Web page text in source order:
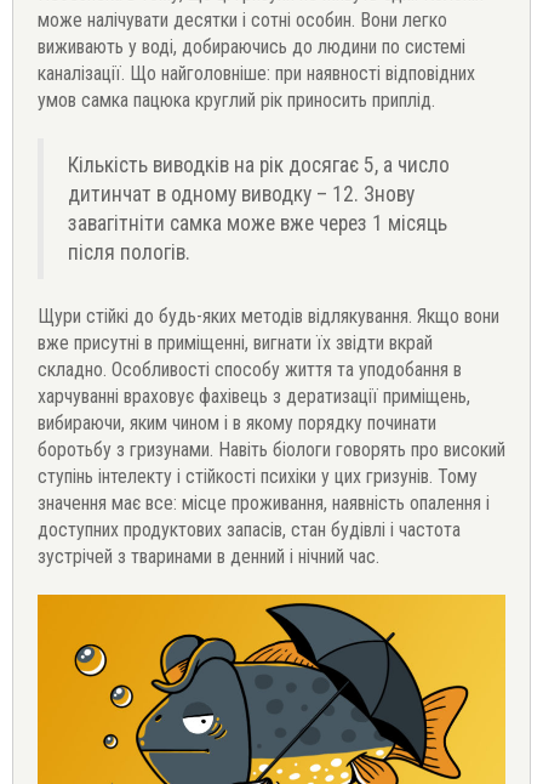
може налічувати десятки і сотні особин. Вони легко
виживають у воді, добираючись до людини по системі
каналізації. Що найголовніше: при наявності відповідних
умов самка пацюка круглий рік приносить приплід.
Кількість виводків на рік досягає 5, а число
дитинчат в одному виводку – 12. Знову
завагітніти самка може вже через 1 місяць
після пологів.
Щури стійкі до будь-яких методів відлякування. Якщо вони
вже присутні в приміщенні, вигнати їх звідти вкрай
складно. Особливості способу життя та уподобання в
харчуванні враховує фахівець з дератизації приміщень,
вибираючи, яким чином і в якому порядку починати
боротьбу з гризунами. Навіть біологи говорять про високий
ступінь інтелекту і стійкості психіки у цих гризунів. Тому
значення має все: місце проживання, наявність опалення і
доступних продуктових запасів, стан будівлі і частота
зустрічей з тваринами в денний і нічний час.